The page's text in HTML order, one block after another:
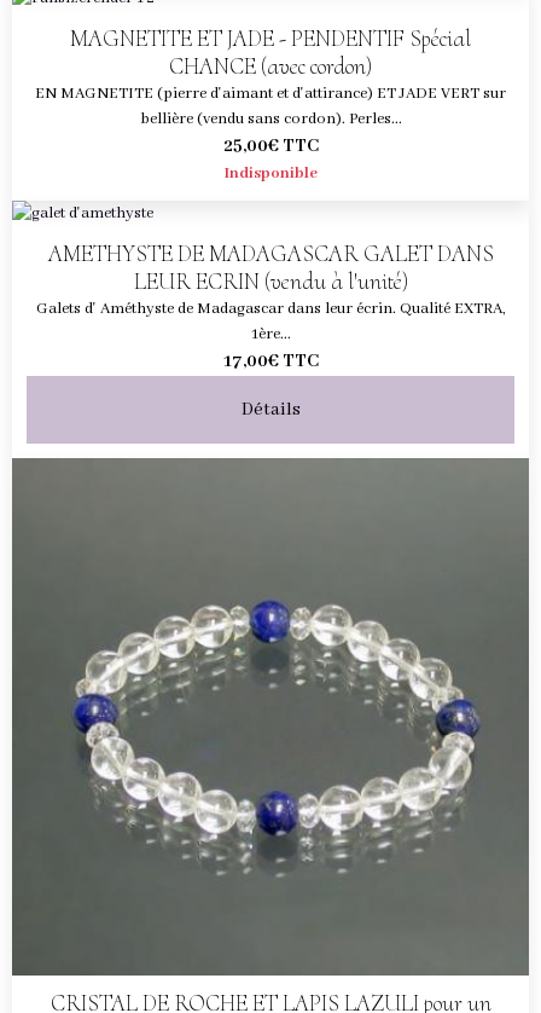
MAGNETITE ET JADE - PENDENTIF Spécial
CHANCE (avec cordon)
EN MAGNETITE (pierre d'aimant et d'attirance) ET JADE VERT sur
bellière (vendu sans cordon). Perles...
25,00€ TTC
Indisponible
AMETHYSTE DE MADAGASCAR GALET DANS
LEUR ECRIN (vendu à l'unité)
Galets d' Améthyste de Madagascar dans leur écrin. Qualité EXTRA,
1ère...
17,00€ TTC
Détails
CRISTAL DE ROCHE ET LAPIS LAZULI pour un